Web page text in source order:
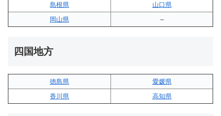
島根県
山口県
岡山県
–
四国地方
徳島県
愛媛県
香川県
高知県